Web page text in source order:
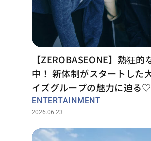
【ZEROBASEONE】熱狂
中！ 新体制がスタートした
イズグループの魅力に迫る
占】
ENTERTAINMENT
2026.06.23